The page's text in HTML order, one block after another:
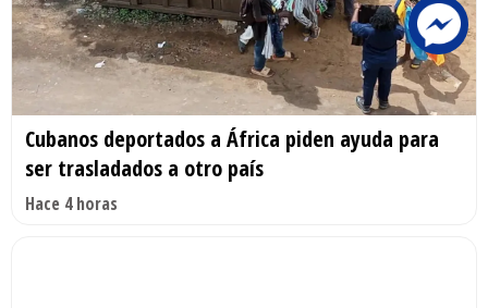
Cubanos deportados a África piden ayuda para
ser trasladados a otro país
Hace 4 horas